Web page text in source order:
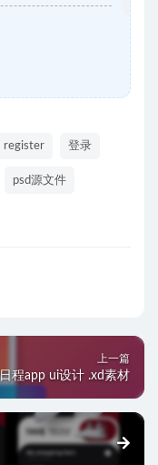
register 登录
psd源文件
上一篇
程app ui设计 .xd素材